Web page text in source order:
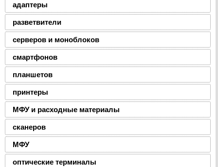
адаптеры
разветвители
серверов и моноблоков
смартфонов
планшетов
принтеры
МФУ и расходные материалы
сканеров
МФУ
оптические терминалы